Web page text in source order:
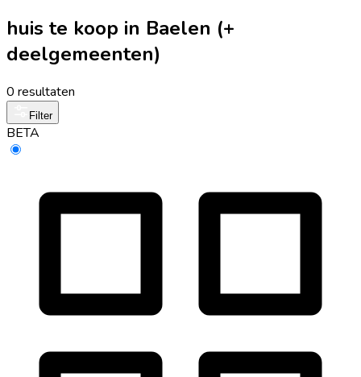
huis te koop in Baelen (+
deelgemeenten)
0 resultaten
Filter
BETA